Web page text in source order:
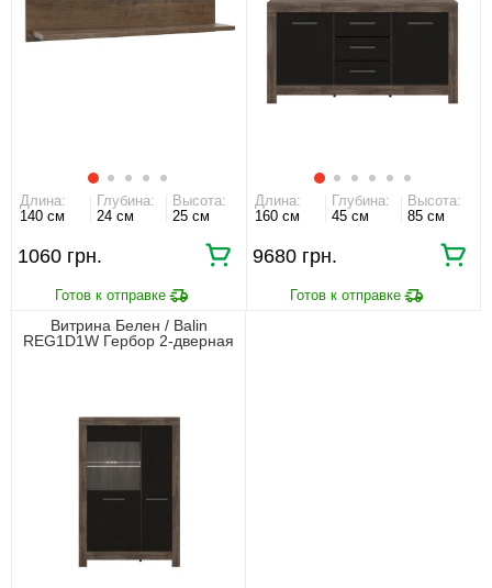
Длина:
140 см
Глубина:
24 см
Высота:
25 см
1060 грн.
Длина:
160 см
Глубина:
45 см
Высота:
85 см
9680 грн.
Витрина Белен / Balin
REG1D1W Гербор 2-дверная